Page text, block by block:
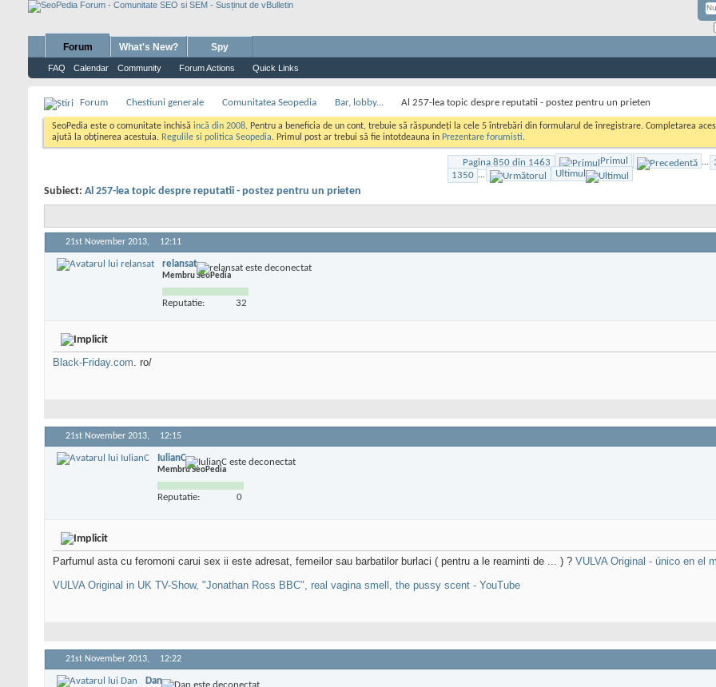
Forum
FAQ Calendar Community Forum Actions Quick Links
What's New? Spy
Forum Chestiuni generale Comunitatea Seopedia Bar, lobby... Al 257-lea topic despre reputatii - postez pentru un prieten
SeoPedia este o comunitate inchisă incă din 2008. Pentru a beneficia de un cont, trebuie să răspundeți la cele 5 întrebări din formularul de înregistrare. Completarea
ajută la obținerea acestuia. Regulile si politica Seopedia. Primul post ar trebui să fie intotdeauna in Prezentare forumisti.
Pagina 850 din 1463 Primul ...
1350 ... Ultimul
Subiect: Al 257-lea topic despre reputatii - postez pentru un prieten
21st November 2013, 12:11
relansat
Membru SeoPedia
Reputatie: 32
Black-Friday.com. ro/
21st November 2013, 12:15
IulianC
Membru SeoPedia
Reputatie: 0
Parfumul asta cu feromoni carui sex ii este adresat, femeilor sau barbatilor burlaci ( pentru a le reaminti de ... ) ? VULVA Original - único en el
VULVA Original in UK TV-Show, "Jonathan Ross BBC", real vagina smell, the pussy scent - YouTube
21st November 2013, 12:22
Dan